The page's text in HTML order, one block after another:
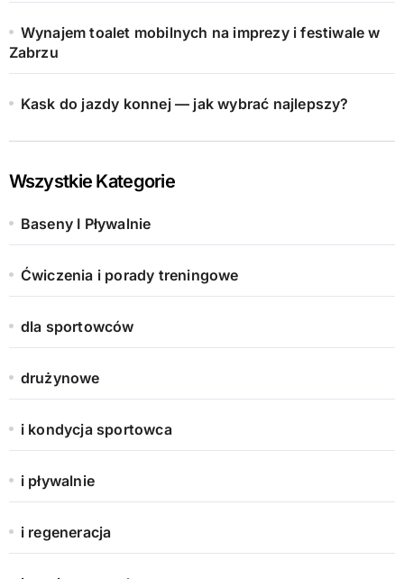
Wynajem toalet mobilnych na imprezy i festiwale w
Zabrzu
Kask do jazdy konnej — jak wybrać najlepszy?
Wszystkie Kategorie
Baseny I Pływalnie
Ćwiczenia i porady treningowe
dla sportowców
drużynowe
i kondycja sportowca
i pływalnie
i regeneracja